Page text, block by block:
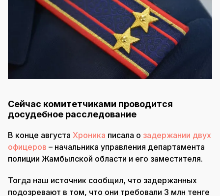
Сейчас комитетчиками проводится
досудебное расследование
В конце августа Хроника писала о задержании двух
офицеров – начальника управления департамента
полиции Жамбылской области и его заместителя.
Тогда наш источник сообщил, что задержанных
подозревают в том, что они требовали 3 млн тенге